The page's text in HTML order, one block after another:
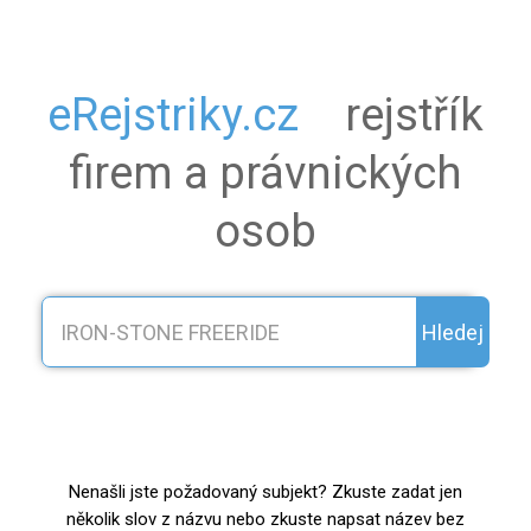
eRejstriky.cz
rejstřík
firem a právnických
osob
Hledej
Nenašli jste požadovaný subjekt? Zkuste zadat jen
několik slov z názvu nebo zkuste napsat název bez